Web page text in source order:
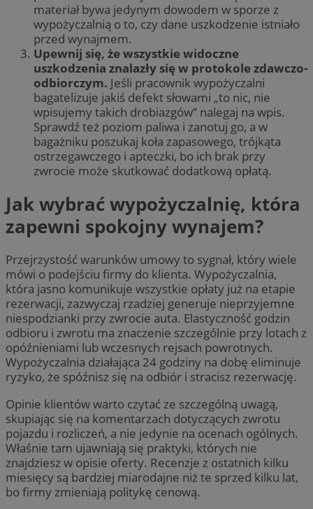
materiał bywa jedynym dowodem w sporze z
wypożyczalnią o to, czy dane uszkodzenie istniało
przed wynajmem.
Upewnij się, że wszystkie widoczne
uszkodzenia znalazły się w protokole zdawczo-
odbiorczym. Jeśli pracownik wypożyczalni
bagatelizuje jakiś defekt słowami „to nic, nie
wpisujemy takich drobiazgów” nalegaj na wpis.
Sprawdź też poziom paliwa i zanotuj go, a w
bagażniku poszukaj koła zapasowego, trójkąta
ostrzegawczego i apteczki, bo ich brak przy
zwrocie może skutkować dodatkową opłatą.
Jak wybrać wypożyczalnię, która
zapewni spokojny wynajem?
Przejrzystość warunków umowy to sygnał, który wiele
mówi o podejściu firmy do klienta. Wypożyczalnia,
która jasno komunikuje wszystkie opłaty już na etapie
rezerwacji, zazwyczaj rzadziej generuje nieprzyjemne
niespodzianki przy zwrocie auta. Elastyczność godzin
odbioru i zwrotu ma znaczenie szczególnie przy lotach z
opóźnieniami lub wczesnych rejsach powrotnych.
Wypożyczalnia działająca 24 godziny na dobę eliminuje
ryzyko, że spóźnisz się na odbiór i stracisz rezerwację.
Opinie klientów warto czytać ze szczególną uwagą,
skupiając się na komentarzach dotyczących zwrotu
pojazdu i rozliczeń, a nie jedynie na ocenach ogólnych.
Właśnie tam ujawniają się praktyki, których nie
znajdziesz w opisie oferty. Recenzje z ostatnich kilku
miesięcy są bardziej miarodajne niż te sprzed kilku lat,
bo firmy zmieniają politykę cenową.